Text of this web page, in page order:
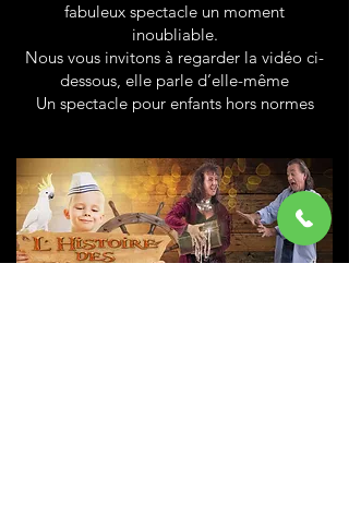
fabuleux spectacle un moment
inoubliable.
Nous vous invitons à regarder la vidéo ci-
dessous, elle parle d’elle-même
Un spectacle pour enfants hors normes